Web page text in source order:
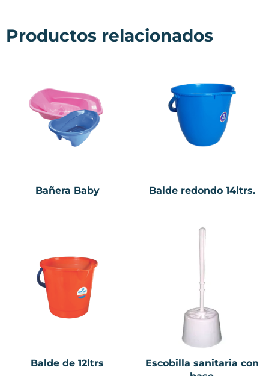
Productos relacionados
Bañera Baby Balde redondo 14ltrs.
Balde de 12ltrs
Escobilla sanitaria con